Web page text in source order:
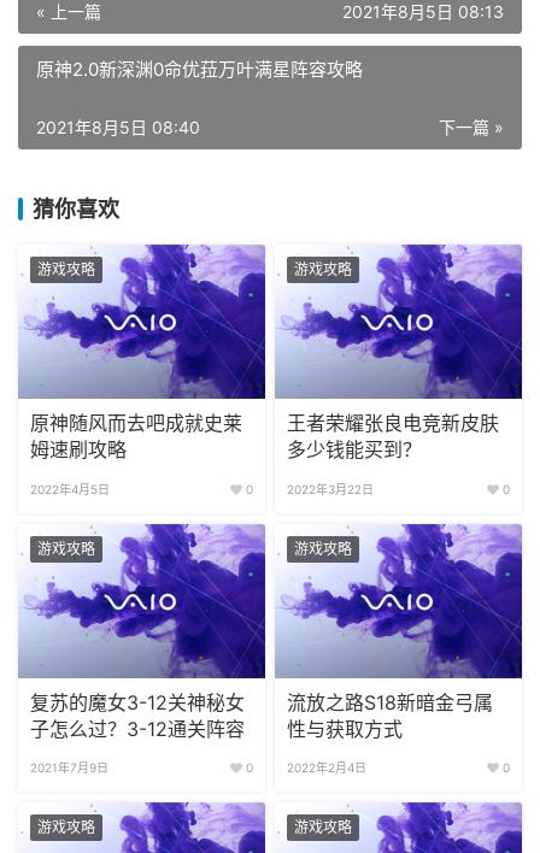
« 上一篇 2021年8月5日 08:13
原神2.0新深渊0命优菈万叶满星阵容攻略
下一篇 »
2021年8月5日 08:40
猜你喜欢
游戏攻略
原神随风而去吧成就史莱
姆速刷攻略
2022年4月5日 0
游戏攻略
王者荣耀张良电竞新皮肤
多少钱能买到？
2022年3月22日 0
游戏攻略
复苏的魔女3-12关神秘女
子怎么过？3-12通关阵容
2021年7月9日 0
游戏攻略
流放之路S18新暗金弓属
性与获取方式
2022年2月4日 0
游戏攻略 游戏攻略